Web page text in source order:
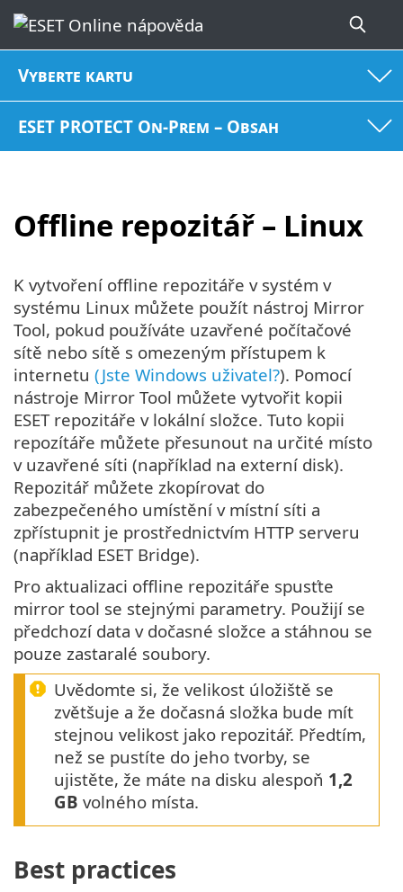
Vyberte kartu
ESET PROTECT On-Prem – Obsah
Offline repozitář – Linux
K vytvoření offline repozitáře v systém v
systému Linux můžete použít nástroj Mirror
Tool, pokud používáte uzavřené počítačové
sítě nebo sítě s omezeným přístupem k
internetu (Jste Windows uživatel?). Pomocí
nástroje Mirror Tool můžete vytvořit kopii
ESET repozitáře v lokální složce. Tuto kopii
repozítáře můžete přesunout na určité místo
v uzavřené síti (například na externí disk).
Repozitář můžete zkopírovat do
zabezpečeného umístění v místní síti a
zpřístupnit je prostřednictvím HTTP serveru
(například ESET Bridge).
Pro aktualizaci offline repozitáře spusťte
mirror tool se stejnými parametry. Použijí se
předchozí data v dočasné složce a stáhnou se
pouze zastaralé soubory.
Uvědomte si, že velikost úložiště se
zvětšuje a že dočasná složka bude mít
stejnou velikost jako repozitář. Předtím,
než se pustíte do jeho tvorby, se
ujistěte, že máte na disku alespoň 1,2
GB volného místa.
Best practices